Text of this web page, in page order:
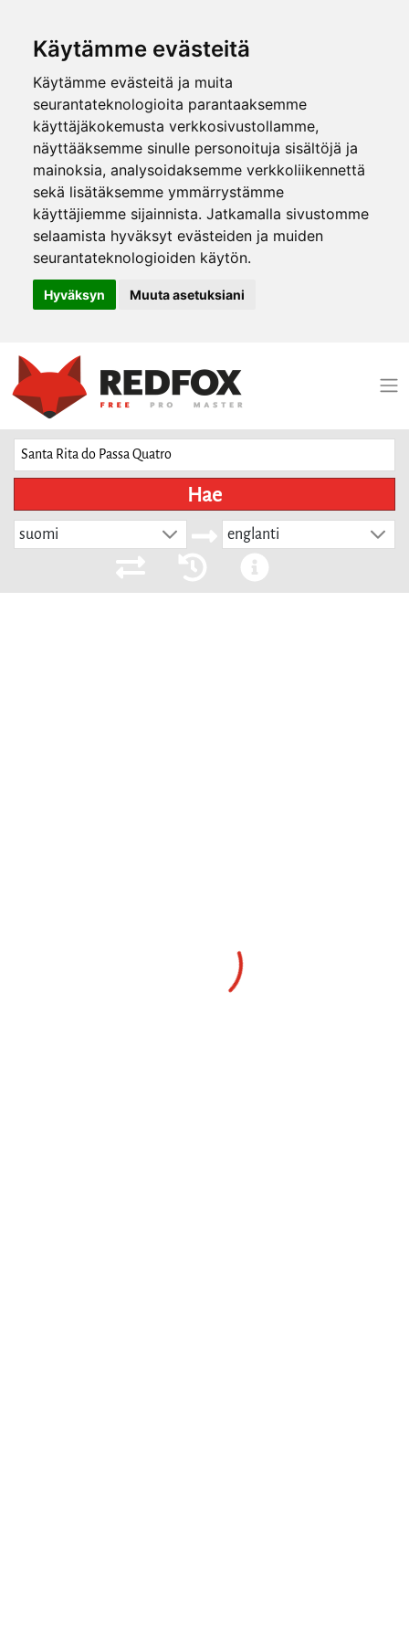
Käytämme evästeitä
Käytämme evästeitä ja muita
seurantateknologioita parantaaksemme
käyttäjäkokemusta verkkosivustollamme,
näyttääksemme sinulle personoituja sisältöjä ja
mainoksia, analysoidaksemme verkkoliikennettä
sekä lisätäksemme ymmärrystämme
käyttäjiemme sijainnista. Jatkamalla sivustomme
selaamista hyväksyt evästeiden ja muiden
seurantateknologioiden käytön.
Hyväksyn Muuta asetuksiani
Hae
suomi englanti